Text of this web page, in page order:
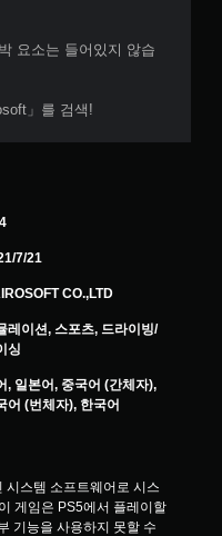
요소는 들어있지 않습
」를 검색!
7/21
CO.,LTD
레이션, 스포츠, 드라이빙/
싱
, 일본어, 중국어 (간체자),
어 (번체자), 한국어
시스템 소프트웨어로 시스
게임은 PS5에서 플레이할
기능을 사용하지 못할 수